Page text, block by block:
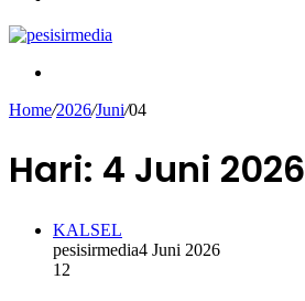
Home/2026/Juni/04
Hari: 4 Juni 2026
KALSEL
pesisirmedia4 Juni 2026
12